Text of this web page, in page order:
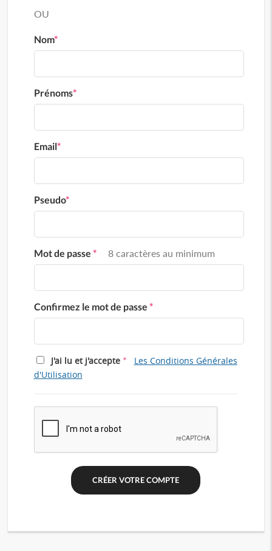
OU
Nom*
Prénoms*
Email*
Pseudo*
Mot de passe * 8 caractères au minimum
Confirmez le mot de passe *
J'ai lu et j'accepte *
Les Conditions Générales
d'Utilisation